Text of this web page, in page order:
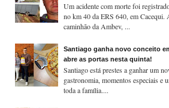
Um acidente com morte foi
no km 40 da ERS 640, em Cacequi.
caminhão da Ambev, ...
Santiago ganha novo conceito
abre as portas nesta quinta!
Santiago está prestes a ganhar um
gastronomia, momentos especiais e
toda a família....